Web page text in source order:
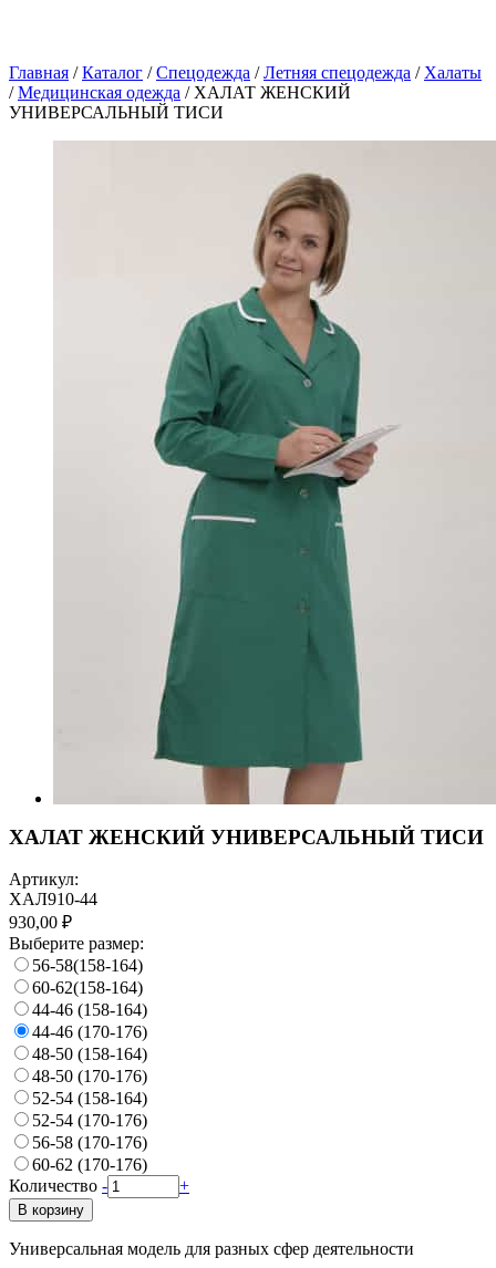
Главная / Каталог / Спецодежда / Летняя спецодежда / Халаты
/ Медицинская одежда / ХАЛАТ ЖЕНСКИЙ
УНИВЕРСАЛЬНЫЙ ТИСИ
ХАЛАТ ЖЕНСКИЙ УНИВЕРСАЛЬНЫЙ ТИСИ
Артикул:
ХАЛ910-44
930,00 ₽
Выберите размер:
56-58(158-164)
60-62(158-164)
44-46 (158-164)
44-46 (170-176)
48-50 (158-164)
48-50 (170-176)
52-54 (158-164)
52-54 (170-176)
56-58 (170-176)
60-62 (170-176)
Количество - +
В корзину
Универсальная модель для разных сфер деятельности